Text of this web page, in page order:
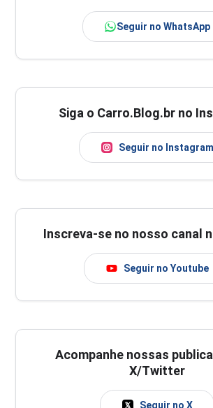
Seguir no WhatsApp
Siga o Carro.Blog.br no
Seguir no Instagram
Inscreva-se no nosso canal
Seguir no Youtube
Acompanhe nossas
X/Twitter
Seguir no X